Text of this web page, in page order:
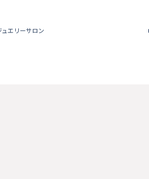
エリーサロン